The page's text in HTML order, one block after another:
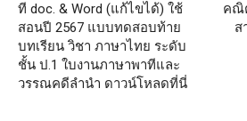
ที doc. & Word (แก้ไขได้) ใช้
สอนปี 2567 แบบทดสอบท้าย
บทเรียน วิชา ภาษาไทย ระดับ
ชั้น ป.1 ใบงานภาษาพาทีและ
วรรณคดีลำนำ ดาวน์โหลดที่นี่
คณิ
ส